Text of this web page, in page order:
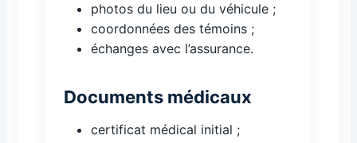
photos du lieu ou du véhicule ;
coordonnées des témoins ;
échanges avec l’assurance.
Documents médicaux
certificat médical initial ;